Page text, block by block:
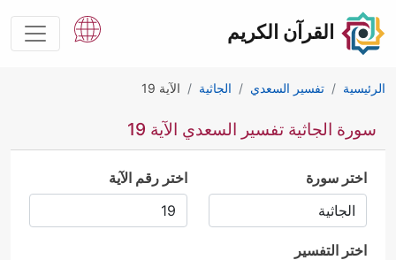
القرآن الكريم
الرئيسية تفسير السعدي الجاثية الآية 19
سورة الجاثية تفسير السعدي الآية 19
اختر سورة اختر رقم الآية
اختر التفسير